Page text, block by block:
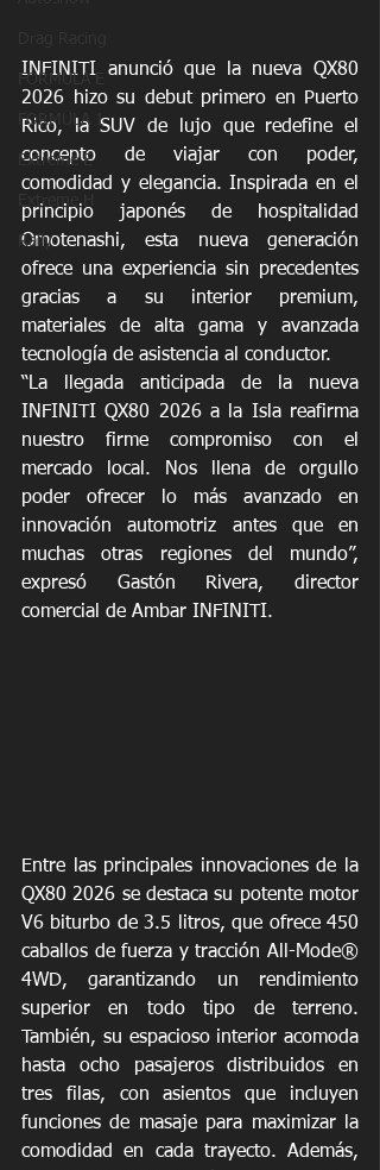
FORMULA E
FORMULA 1
Extreme E
Extreme H
Rally
INFINITI anunció que la nueva QX80
2026 hizo su debut primero en Puerto
Rico, la SUV de lujo que redefine el
concepto de viajar con poder,
comodidad y elegancia. Inspirada en el
principio japonés de hospitalidad
Omotenashi, esta nueva generación
ofrece una experiencia sin precedentes
gracias a su interior premium,
materiales de alta gama y avanzada
tecnología de asistencia al conductor.
“La llegada anticipada de la nueva
INFINITI QX80 2026 a la Isla reafirma
nuestro firme compromiso con el
mercado local. Nos llena de orgullo
poder ofrecer lo más avanzado en
innovación automotriz antes que en
muchas otras regiones del mundo”,
expresó Gastón Rivera, director
comercial de Ambar INFINITI.
Entre las principales innovaciones de la
QX80 2026 se destaca su potente motor
V6 biturbo de 3.5 litros, que ofrece 450
caballos de fuerza y tracción All-Mode®
4WD, garantizando un rendimiento
superior en todo tipo de terreno.
También, su espacioso interior acomoda
hasta ocho pasajeros distribuidos en
tres filas, con asientos que incluyen
funciones de masaje para maximizar la
comodidad en cada trayecto. Además,